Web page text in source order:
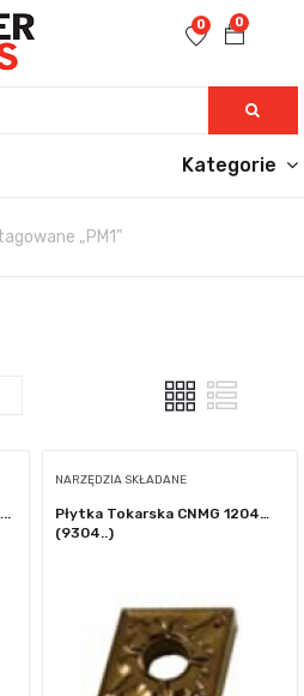
0
0
Kategorie
„PM1”
NARZĘDZIA SKŁADANE
Płytka Tokarska CNMG 1204…
(9304..)